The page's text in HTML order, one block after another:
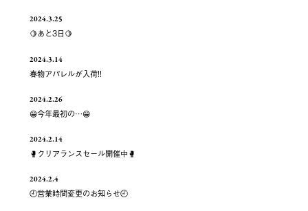
2024.3.25
🍋あと3日🍋
2024.3.14
春物アパレルが入荷!!
2024.2.26
😁今年最初の…😁
2024.2.14
🥊クリアランスセール開催中🥊
2024.2.4
🕘営業時間変更のお知らせ🕘